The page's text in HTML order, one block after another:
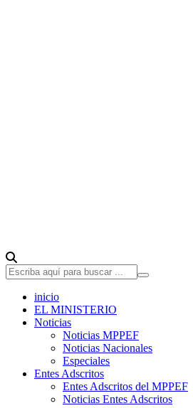
inicio
EL MINISTERIO
Noticias
Noticias MPPEF
Noticias Nacionales
Especiales
Entes Adscritos
Entes Adscritos del MPPEF
Noticias Entes Adscritos